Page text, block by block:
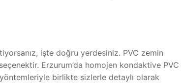
işte doğru yerdesiniz. PVC zemin
Erzurum’da homojen kondaktive PVC
birlikte sizlerle detaylı olarak